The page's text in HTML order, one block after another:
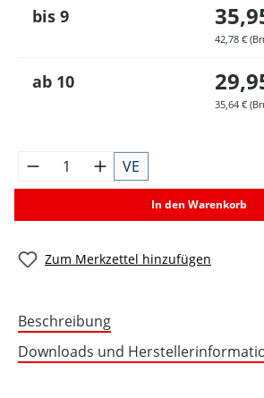
bis 9
42,78 €
ab 10
35,64 €
VE
In den Warenkorb
Zum Merkzettel hinzufügen
Beschreibung
Downloads und